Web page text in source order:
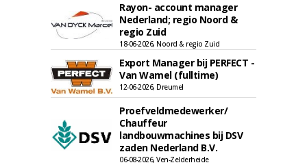
Rayon- account manager
Nederland; regio Noord &
regio Zuid
18-06-2026, Noord & regio Zuid
Export Manager bij PERFECT -
Van Wamel (fulltime)
12-06-2026, Dreumel
Proefveldmedewerker/
Chauffeur
landbouwmachines bij DSV
zaden Nederland B.V.
06-08-2026, Ven-Zelderheide